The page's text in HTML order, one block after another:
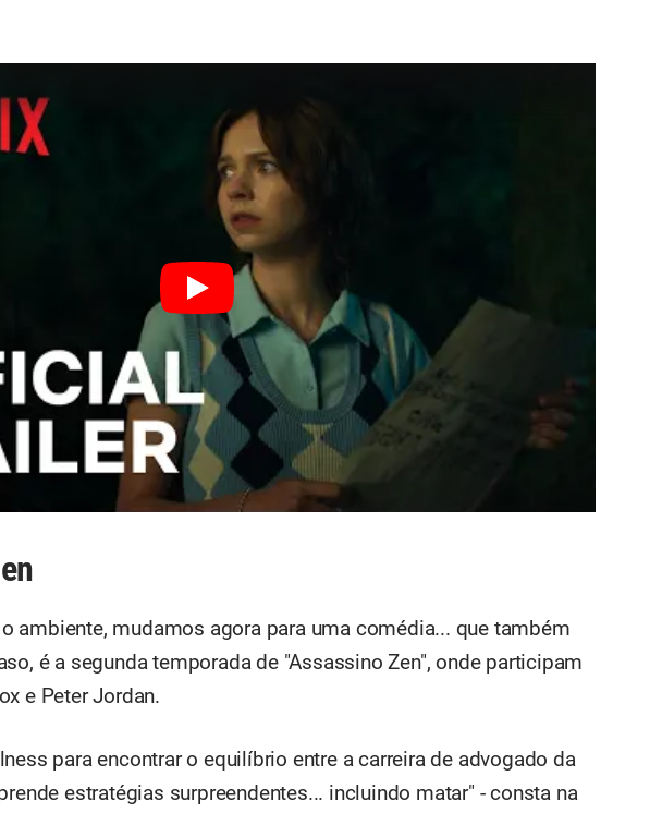
ambiente, mudamos agora para uma comédia... que também
é a segunda temporada de "Assassino Zen", onde participam
e Peter Jordan.
para encontrar o equilíbrio entre a carreira de advogado da
estratégias surpreendentes... incluindo matar" - consta na